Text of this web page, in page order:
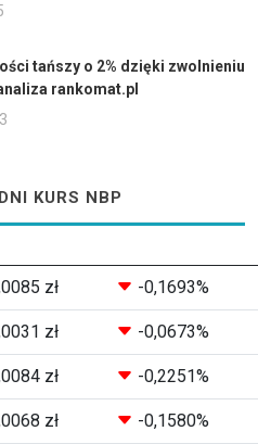
tańszy o 2% dzięki zwolnieniu
rankomat.pl
KURS NBP
zł -0,1693%
zł -0,0673%
zł -0,2251%
zł -0,1580%